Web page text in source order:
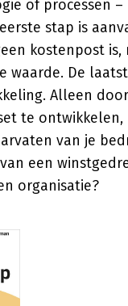
of processen
stap is
kostenpost is,
waarde. De
Alleen
te ontwikkelen,
van je
een
organisatie?